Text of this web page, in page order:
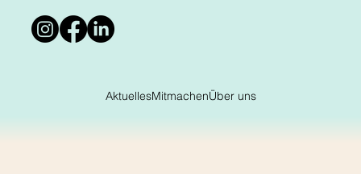
AktuellesMitmachenÜber uns